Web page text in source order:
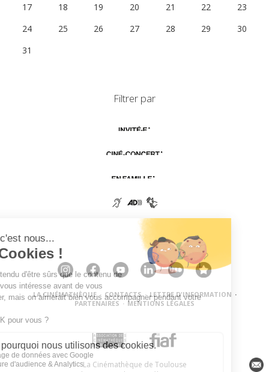
17
18 19 20 21 22
23
24
25 26 27 28 29
30
31
Filtrer par
LA CINÉMATHÈQUE · CONTACTS · LETTRE D'INFORMATION ·
PARTENAIRES · MENTIONS LÉGALES
La Cinémathèque de Toulouse